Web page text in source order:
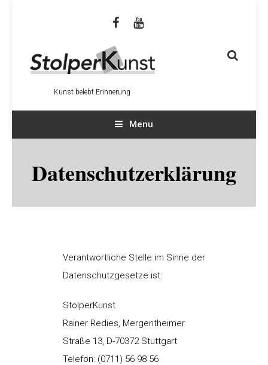
Kunst belebt Erinnerung
Menu
Datenschutzerklärung
Verantwortliche Stelle im Sinne der
Datenschutzgesetze ist:
StolperKunst
Rainer Redies, Mergentheimer
Straße 13, D-70372 Stuttgart
Telefon: (0711) 56 98 56